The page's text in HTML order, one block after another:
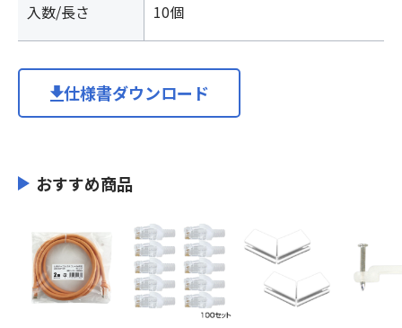
入数/長さ 10個
仕様書ダウンロード
おすすめ商品